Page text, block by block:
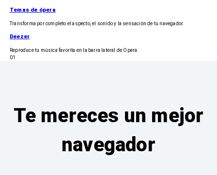
Temas de ópera
Transforma por completo el aspecto, el sonido y la sensación de tu navegador.
Deezer
Reproduce tu música favorita en la barra lateral de Opera.
01
Te mereces un mejor
navegador